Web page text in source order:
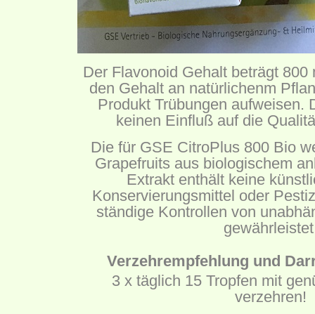
Der Flavonoid Gehalt beträgt 800
den Gehalt an natürlichenm
Produkt Trübungen aufweisen.
keinen Einfluß auf die
Die für GSE CitroPlus 800 Bio
Grapefruits aus biologischem
Extrakt enthält keine
Konservierungsmittel oder
ständige Kontrollen von
Verzehrempfehlung und
3 x täglich 15 Tropfen mit
verzehren!